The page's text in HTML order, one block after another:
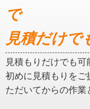
で
見積だけで
見積もりだけでも可
初めに見積もりをご
ただいてからの作業